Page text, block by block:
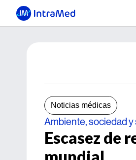
Noticias médicas
Ambiente, sociedad y
Escasez de